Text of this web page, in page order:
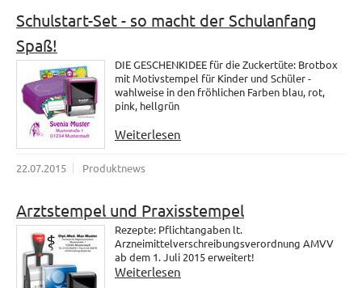
Schulstart-Set - so macht der Schulanfang
Spaß!
DIE GESCHENKIDEE für die Zuckertüte: Brotbox
mit Motivstempel für Kinder und Schüler -
wahlweise in den fröhlichen Farben blau, rot,
pink, hellgrün
Weiterlesen
22.07.2015 Produktnews
Arztstempel und Praxisstempel
Rezepte: Pflichtangaben lt.
Arzneimittelverschreibungsverordnung AMVV
ab dem 1. Juli 2015 erweitert!
Weiterlesen